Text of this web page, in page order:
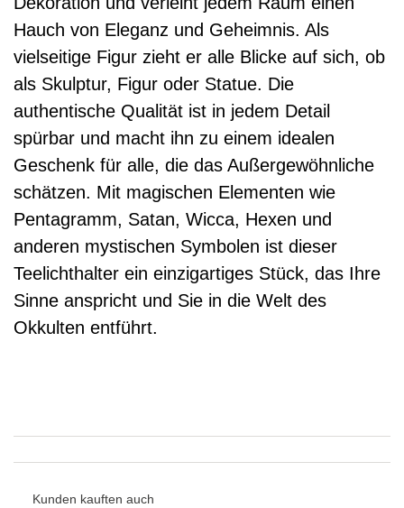
Hauch von Eleganz und Geheimnis. Als
vielseitige Figur zieht er alle Blicke auf sich, ob
als Skulptur, Figur oder Statue. Die
authentische Qualität ist in jedem Detail
spürbar und macht ihn zu einem idealen
Geschenk für alle, die das Außergewöhnliche
schätzen. Mit magischen Elementen wie
Pentagramm, Satan, Wicca, Hexen und
anderen mystischen Symbolen ist dieser
Teelichthalter ein einzigartiges Stück, das Ihre
Sinne anspricht und Sie in die Welt des
Okkulten entführt.
Kunden kauften auch